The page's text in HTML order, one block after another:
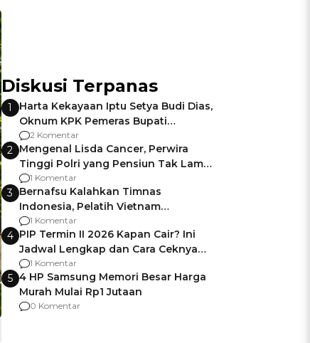
Diskusi Terpanas
1
Harta Kekayaan Iptu Setya Budi Dias,
Oknum KPK Pemeras Bupati
Pemalang
2 Komentar
2 Mengenal Lisda Cancer, Perwira
Tinggi Polri yang Pensiun Tak Lama
Usai Jadi Brigjen
1 Komentar
3 Bernafsu Kalahkan Timnas
Indonesia, Pelatih Vietnam
Berencana Pakai Jimat di Pakansari
1 Komentar
4 PIP Termin II 2026 Kapan Cair? Ini
Jadwal Lengkap dan Cara Ceknya
agar Dana Tidak Hangus!
1 Komentar
5 4 HP Samsung Memori Besar Harga
Murah Mulai Rp1 Jutaan
0 Komentar